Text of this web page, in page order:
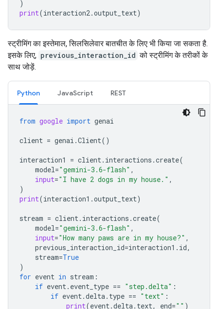
)
print(interaction2.output_text)
स्ट्रीमिंग का इस्तेमाल, सिलसिलेवार बातचीत के लिए भी किया जा सकता है.
इसके लिए, previous_interaction_id को स्ट्रीमिंग के तरीकों के
साथ जोड़ें.
Python JavaScript REST
from google import genai
client = genai .Client()
interaction1 = client. interactions .create(
model="gemini-3.6-flash" ,
input="I have 2 dogs in my house." ,
)
print(interaction1 .output_text)
stream = client. interactions .create(
model="gemini-3.6-flash" ,
input="How many paws are in my house?" ,
previous_interaction_id=interaction1 . id,
stream=True
)
for event in stream :
if event. event_type == "step.delta" :
if event.delta. type == "text" :
print(event.delta. text, end="" )